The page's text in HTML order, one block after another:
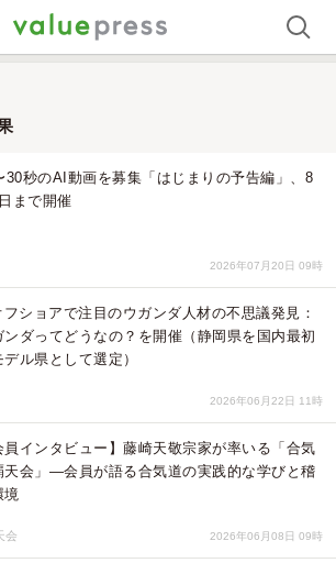
30秒のAI動画を募集「はじまりの予告編」、8
まで開催
2026年07月20日 09時
フショアで注目のウガンダ人材の不思議発見：
ンダってどうなの？を開催（静岡県を国内最初
ル県として選定）
2026年06月22日 11時
員インタビュー】藤崎天敬宗家が率いる「合気
天会」―会員が語る合気道の実践的な学びと稽
境
会 2026年06月08日 09時